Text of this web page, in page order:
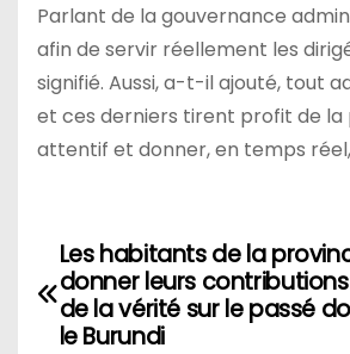
Parlant de la gouvernance
afin de servir réellement les
signifié. Aussi, a-t-il ajouté, tout
et ces derniers tirent profit de la
attentif et donner, en temps
Navigation
de
Les habitants de la
donner leurs
de la vérité sur le passé
le Burundi